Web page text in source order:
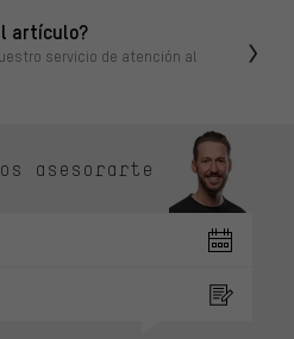
artículo?
servicio de atención al
asesorarte